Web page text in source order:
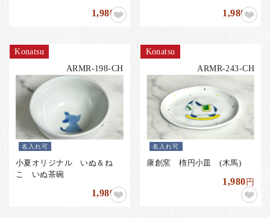
1,980円 1,980円
Konatsu
ARMR-198-CH
名入れ可
小夏オリジナル いぬ＆ね
こ いぬ茶碗
1,980円
Konatsu
ARMR-243-CH
名入れ可
康創窯 楕円小皿 (木馬)
1,980円